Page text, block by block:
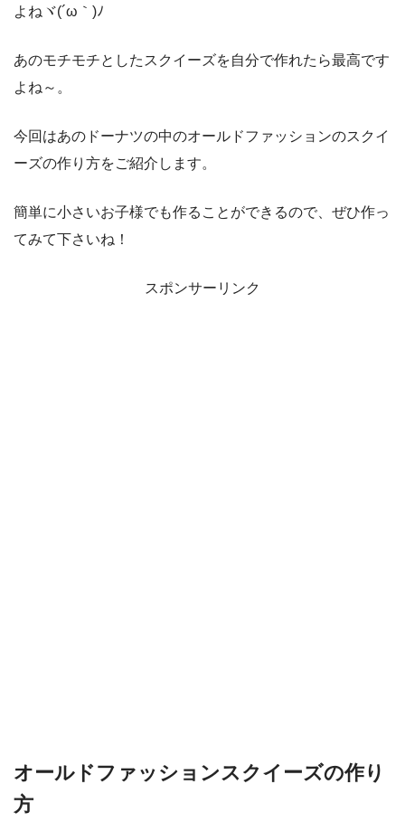
よねヾ(´ω｀)ﾉ
あのモチモチとしたスクイーズを自分で作れたら最高です
よね～。
今回はあのドーナツの中のオールドファッションのスクイ
ーズの作り方をご紹介します。
簡単に小さいお子様でも作ることができるので、ぜひ作っ
てみて下さいね！
スポンサーリンク
オールドファッションスクイーズの作り
方